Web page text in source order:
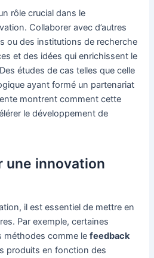
rôle crucial dans le
Collaborer avec d’autres
ou des institutions de recherche
et des idées qui enrichissent le
études de cas telles que celle
ayant formé un partenariat
montrent comment cette
le développement de
une innovation
il est essentiel de mettre en
Par exemple, certaines
méthodes comme lefeedback
produits en fonction des